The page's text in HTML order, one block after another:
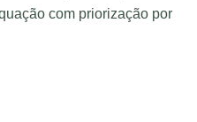
com priorização por